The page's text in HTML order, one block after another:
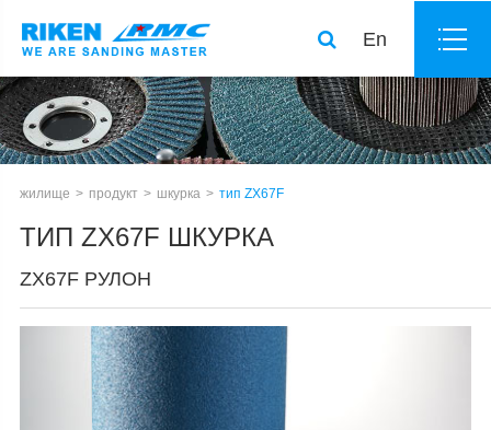
En
жилище продукт шкурка тип ZX67F
ТИП ZX67F ШКУРКА
ZX67F РУЛОН